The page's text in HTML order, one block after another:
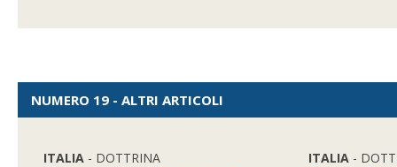
NUMERO 19 - ALTRI ARTICOLI
ITALIA - DOTTRINA ITALIA -